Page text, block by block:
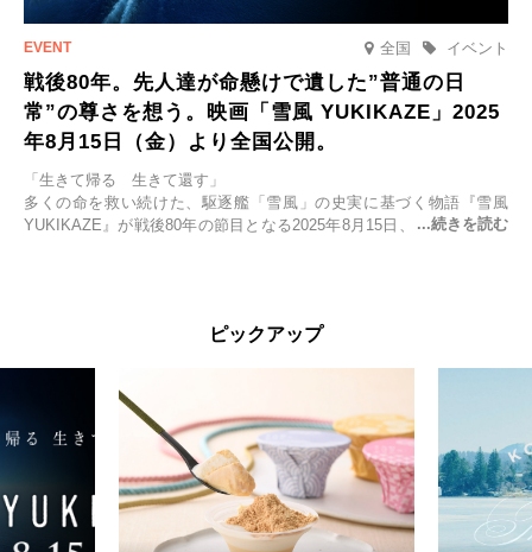
全国 イベント
戦後80年。先人達が命懸けで遺した”普通の日
常”の尊さを想う。映画「雪風 YUKIKAZE」2025
年8月15日（金）より全国公開。
「生きて帰る 生きて還す」
多くの命を救い続けた、駆逐艦「雪風」の史実に基づく物語『雪風
YUKIKAZE』が戦後80年の節目となる2025年8月15日、全国公開され
くの仲間の命を救い帰還させ、戦後まで生き抜き「幸運艦」と呼ばれ
主演は「雪風」の艦長・寺澤一利を演じる竹野内豊。先任伍長・早瀬
幸平を玉木宏が演じるほか、奥平大兼、田中麗奈、石丸幹二、益岡徹
など実力派俳優が共演。そして戦艦大和と運命を共にした帝国海軍・
第二艦隊司令長官、伊藤整一を中井貴一が圧倒的な存在感で演じ切
る。
ピックアップ